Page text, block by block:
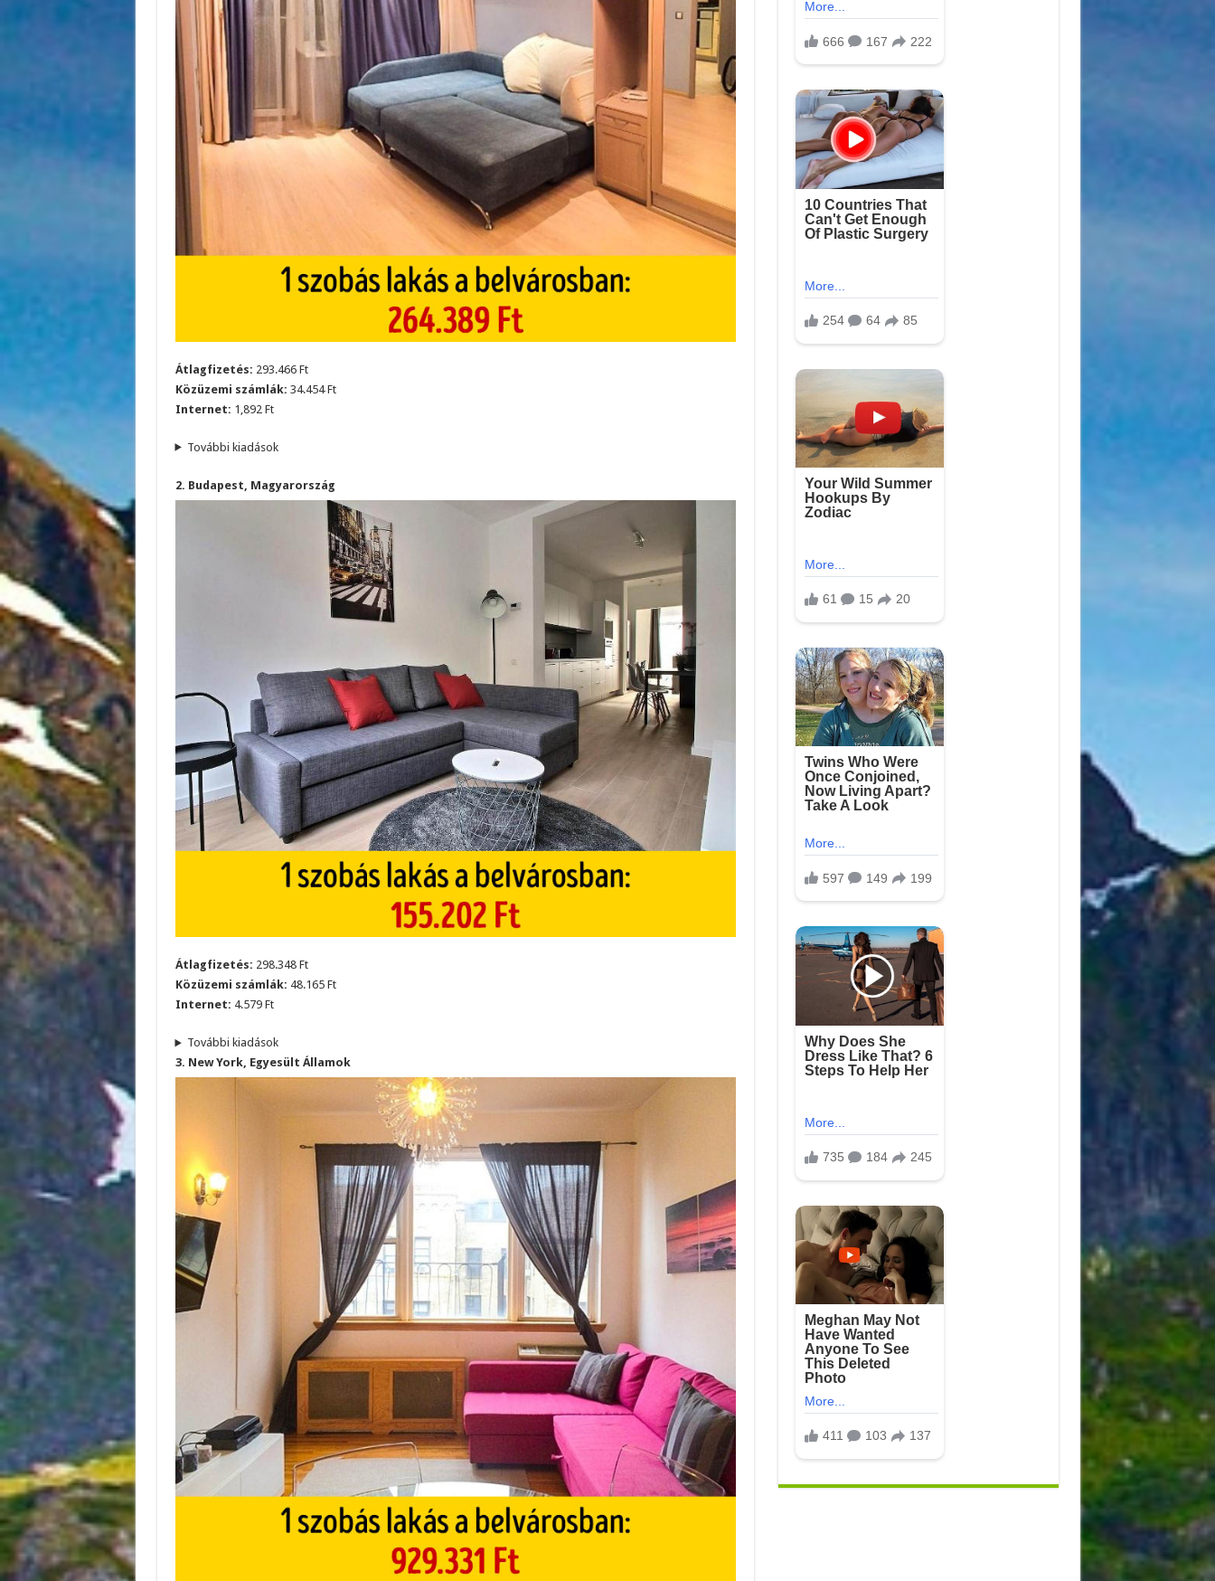
Átlagfizetés: 293.466 Ft
Közüzemi számlák: 34.454 Ft
Internet: 1,892 Ft
További kiadások
2. Budapest, Magyarország
Átlagfizetés: 298.348 Ft
Közüzemi számlák: 48.165 Ft
Internet: 4.579 Ft
További kiadások
3. New York, Egyesült Államok